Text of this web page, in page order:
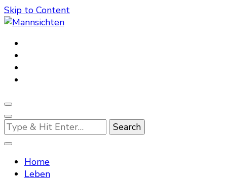
Skip to Content
Mannsichten
Was Männer wollen. Was Männer denken.
Looking
for
Something?
Home
Leben